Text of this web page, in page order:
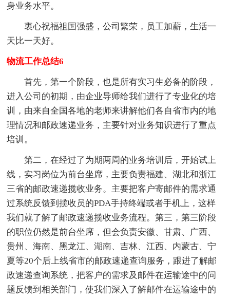
身业务水平。
衷心祝福祖国强盛，公司繁荣，员工加薪，生活一
天比一天好。
物流工作总结6
首先，第一个阶段，也是所有实习生必备的阶段，
进入公司的初期，由企业导师给我们进行了专业化的培
训，由来自全国各地的老师来讲解他们各自省市内的地
理情况和邮政速递业务，主要针对业务知识进行了重点
培训。
第二，在经过了为期两周的业务培训后，开始试上
线，实习岗位为前台坐席，主要负责福建、湖北和浙江
三省的邮政速递揽收业务。主要把客户寄邮件的需求通
过系统反馈到揽收员的PDA手持终端或者手机上，这样
我们就了解了邮政速递揽收业务流程。第三，第三阶段
的职位仍然是前台坐席，但会负责安徽、甘肃、广西、
贵州、海南、黑龙江、湖南、吉林、江西、内蒙古、宁
夏等20个后上线省市的邮政速递查询服务，跟进了解邮
政速递查询系统，把客户的需求及邮件在运输途中的问
题反馈到相关部门，使我们深入了解邮件在运输途中的